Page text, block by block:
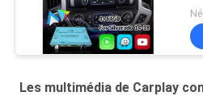
Les multimédia de Carplay